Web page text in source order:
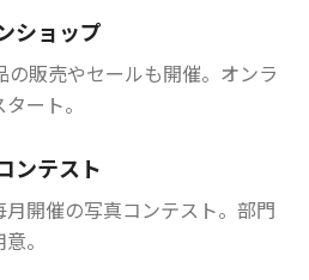
ショップ
販売やセールも開催。オンラ
ート。
ンテスト
開催の写真コンテスト。部門
。